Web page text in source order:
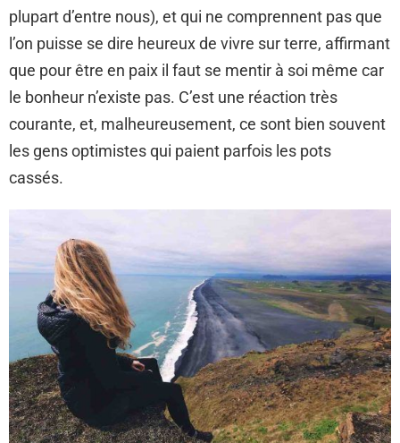
plupart d’entre nous), et qui ne comprennent pas que
l’on puisse se dire heureux de vivre sur terre, affirmant
que pour être en paix il faut se mentir à soi même car
le bonheur n’existe pas. C’est une réaction très
courante, et, malheureusement, ce sont bien souvent
les gens optimistes qui paient parfois les pots
cassés.